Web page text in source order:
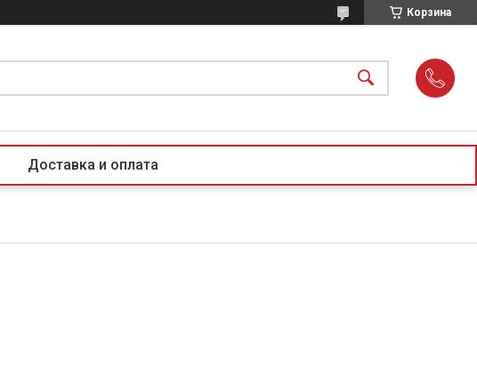
Корзина
Доставка и оплата